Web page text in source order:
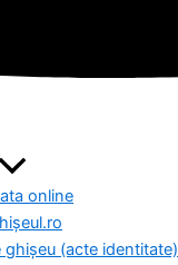
online
ghișeu (acte identitate)